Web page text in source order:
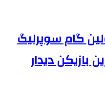
گام سوپرلیگ
بازیکن دیدار